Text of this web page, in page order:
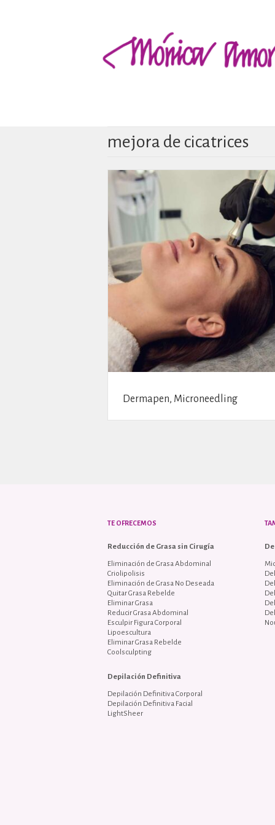
mejora de cicatrices
Dermapen, Microneedling
TE OFRECEMOS
Reducción de Grasa sin Cirugía
Eliminación de Grasa Abdominal
Criolipolisis
Eliminación de Grasa No Deseada
Quitar Grasa Rebelde
Eliminar Grasa
Reducir Grasa Abdominal
Esculpir Figura Corporal
Lipoescultura
Eliminar Grasa Rebelde
Coolsculpting
Depilación Definitiva
Depilación Definitiva Corporal
Depilación Definitiva Facial
LightSheer